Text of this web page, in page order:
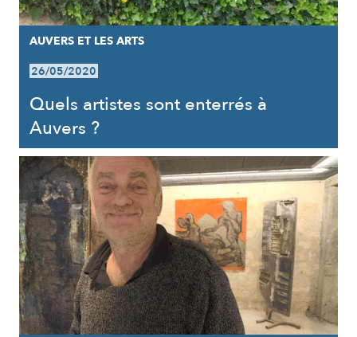
AUVERS ET LES ARTS
26/05/2020
Quels artistes sont enterrés à
Auvers ?